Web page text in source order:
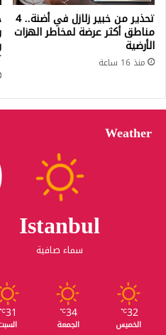
تحذير من خبير زلازل في أضنة.. 4
مناطق أكثر عرضة لمخاطر الهزات
الأرضية
منذ 16 ساعة
Weather
Istanbul
سماء صافية
32
℃
الخميس
34
℃
الجمعة
31
℃